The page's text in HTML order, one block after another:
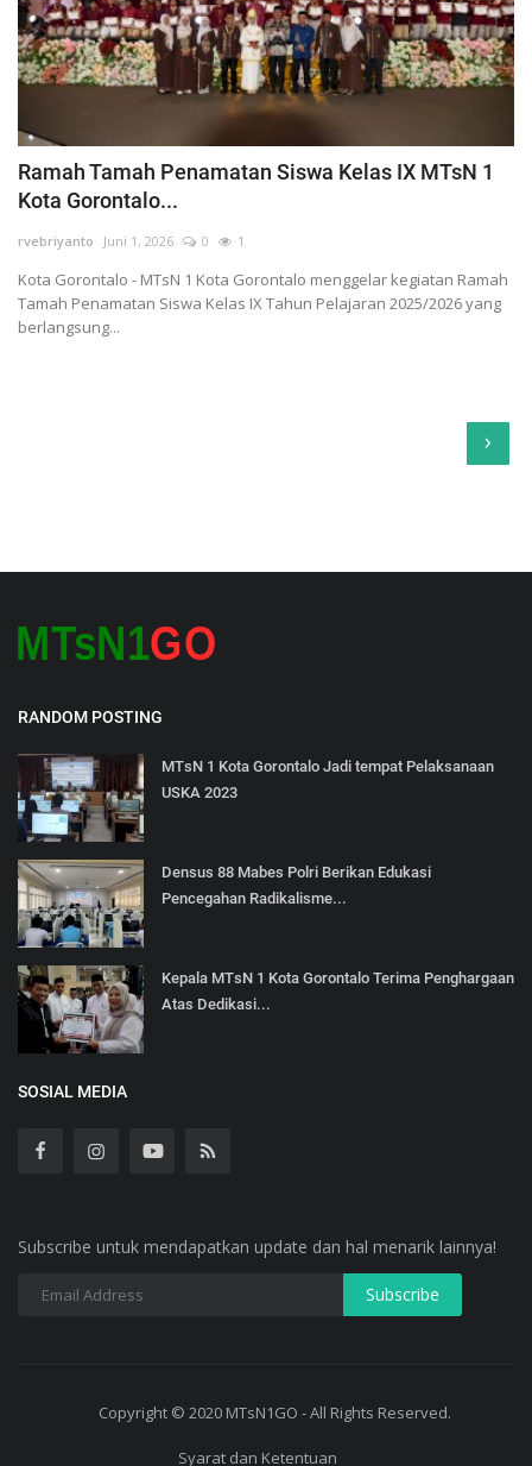
Ramah Tamah Penamatan Siswa Kelas IX MTsN 1
Kota Gorontalo...
rvebriyanto Juni 1, 2026 0 1
Kota Gorontalo - MTsN 1 Kota Gorontalo menggelar kegiatan Ramah
Tamah Penamatan Siswa Kelas IX Tahun Pelajaran 2025/2026 yang
berlangsung...
›
RANDOM POSTING
MTsN 1 Kota Gorontalo Jadi tempat Pelaksanaan
USKA 2023
Densus 88 Mabes Polri Berikan Edukasi
Pencegahan Radikalisme...
Kepala MTsN 1 Kota Gorontalo Terima Penghargaan
Atas Dedikasi...
SOSIAL MEDIA
Subscribe untuk mendapatkan update dan hal menarik lainnya!
Copyright © 2020 MTsN1GO - All Rights Reserved.
Syarat dan Ketentuan